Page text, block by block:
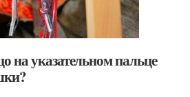
на указательном пальце